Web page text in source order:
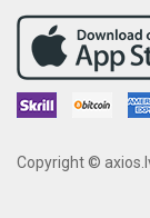
Copyright ©